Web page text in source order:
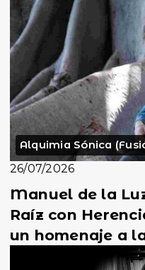
Alquimia Sónica
26/07/2026
Manuel de la
Raíz con
un homenaje a